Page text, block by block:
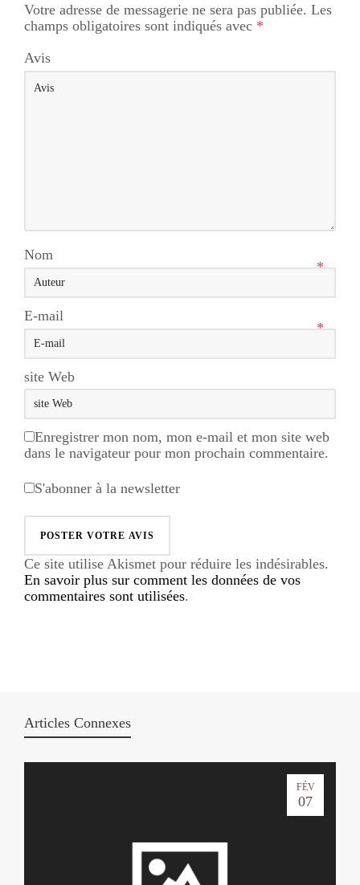
Votre adresse de messagerie ne sera pas publiée. Les
champs obligatoires sont indiqués avec *
Avis
Nom
*
E-mail
*
site Web
Enregistrer mon nom, mon e-mail et mon site web
dans le navigateur pour mon prochain commentaire.
S'abonner à la newsletter
Ce site utilise Akismet pour réduire les indésirables.
En savoir plus sur comment les données de vos
commentaires sont utilisées.
Articles Connexes
FÉV
07